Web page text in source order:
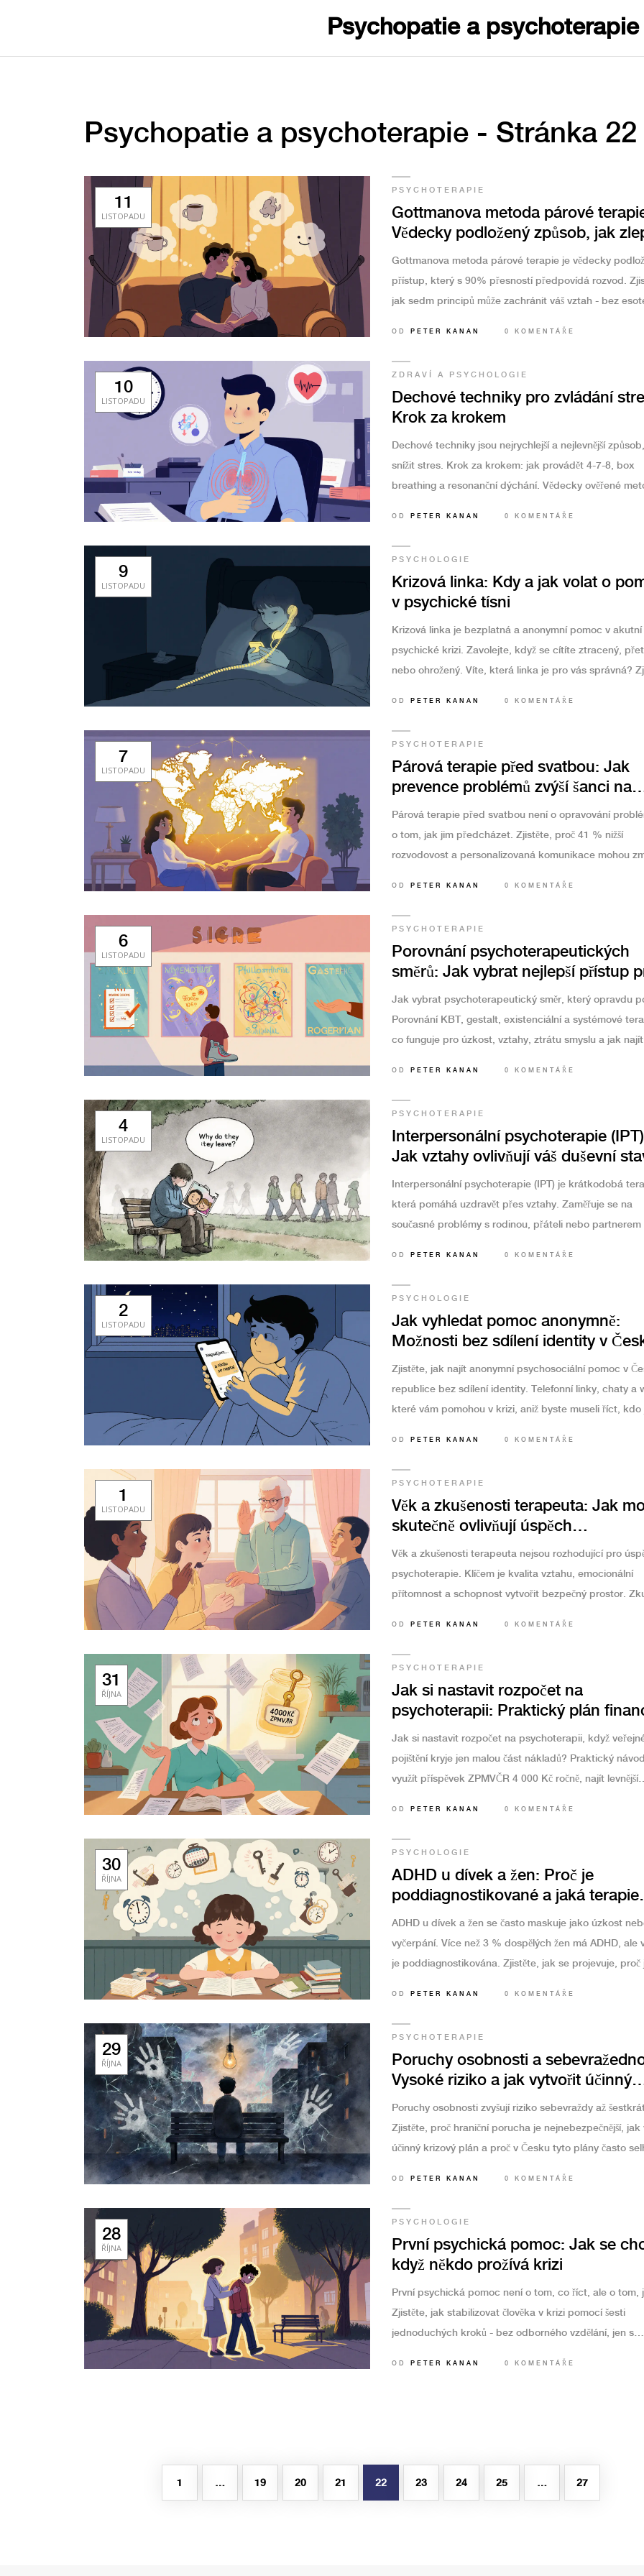
Psychopatie a psychoterapie
Psychopatie a psychoterapie - Stránka 22
11
LISTOPADU
PSYCHOTERAPIE
Gottmanova metoda párové
Vědecky podložený způsob, jak
manželství
Gottmanova metoda párové terapie je vědecky
přístup, který s 90% přesností předpovídá rozvod.
jak sedm principů může zachránit váš vztah - bez
OD PETER KANAN 0 KOMENTÁŘE
10
LISTOPADU
ZDRAVÍ A PSYCHOLOGIE
Dechové techniky pro zvládání
Krok za krokem
Dechové techniky jsou nejrychlejší a nejlevnější
snížit stres. Krok za krokem: jak provádět 4-7-8, box
breathing a resonanční dýchání. Vědecky ověřené
OD PETER KANAN 0 KOMENTÁŘE
9
LISTOPADU
PSYCHOLOGIE
Krizová linka: Kdy a jak volat o
v psychické tísni
Krizová linka je bezplatná a anonymní pomoc v akutní
psychické krizi. Zavolejte, když se cítíte ztracený,
nebo ohrožený. Víte, která linka je pro vás správná?
OD PETER KANAN 0 KOMENTÁŘE
7
LISTOPADU
PSYCHOTERAPIE
Párová terapie před svatbou: Jak
prevence problémů zvýší šanci na
šťastné manželství
Párová terapie před svatbou není o opravování
o tom, jak jim předcházet. Zjistěte, proč 41 % nižší
rozvodovost a personalizovaná komunikace mohou
OD PETER KANAN 0 KOMENTÁŘE
6
LISTOPADU
PSYCHOTERAPIE
Porovnání psychoterapeutických
směrů: Jak vybrat nejlepší přístup
váš problém
Jak vybrat psychoterapeutický směr, který opravdu
Porovnání KBT, gestalt, existenciální a systémové
co funguje pro úzkost, vztahy, ztrátu smyslu a jak najít
OD PETER KANAN 0 KOMENTÁŘE
4
LISTOPADU
PSYCHOTERAPIE
Interpersonální psychoterapie
Jak vztahy ovlivňují váš duševní
jak vám mohou pomoci uzdravět
Interpersonální psychoterapie (IPT) je krátkodobá
která pomáhá uzdravět přes vztahy. Zaměřuje se na
současné problémy s rodinou, přáteli nebo partnerem
OD PETER KANAN 0 KOMENTÁŘE
2
LISTOPADU
PSYCHOLOGIE
Jak vyhledat pomoc anonymně:
Možnosti bez sdílení identity v
republice
Zjistěte, jak najít anonymní psychosociální pomoc v
republice bez sdílení identity. Telefonní linky, chaty a
které vám pomohou v krizi, aniž byste museli říct, kdo
OD PETER KANAN 0 KOMENTÁŘE
1
LISTOPADU
PSYCHOTERAPIE
Věk a zkušenosti terapeuta: Jak
skutečně ovlivňují úspěch
psychoterapie
Věk a zkušenosti terapeuta nejsou rozhodující pro
psychoterapie. Klíčem je kvalita vztahu, emocionální
přítomnost a schopnost vytvořit bezpečný prostor.
OD PETER KANAN 0 KOMENTÁŘE
31
ŘÍJNA
PSYCHOTERAPIE
Jak si nastavit rozpočet na
psychoterapii: Praktický plán
Jak si nastavit rozpočet na psychoterapii, když
pojištění kryje jen malou část nákladů? Praktický
využít příspěvek ZPMVČR 4 000 Kč ročně, najít levnější
OD PETER KANAN 0 KOMENTÁŘE
30
ŘÍJNA
PSYCHOLOGIE
ADHD u dívek a žen: Proč je
poddiagnostikované a jaká terapie
skutečně pomáhá
ADHD u dívek a žen se často maskuje jako úzkost
vyčerpání. Více než 3 % dospělých žen má ADHD, ale
je poddiagnostikována. Zjistěte, jak se projevuje, proč
OD PETER KANAN 0 KOMENTÁŘE
29
ŘÍJNA
PSYCHOTERAPIE
Poruchy osobnosti a
Vysoké riziko a jak vytvořit účinný
krizový plán
Poruchy osobnosti zvyšují riziko sebevraždy až
Zjistěte, proč hraniční porucha je nejnebezpečnější, jak
účinný krizový plán a proč v Česku tyto plány často
OD PETER KANAN 0 KOMENTÁŘE
28
ŘÍJNA
PSYCHOLOGIE
První psychická pomoc: Jak se
když někdo prožívá krizi
První psychická pomoc není o tom, co říct, ale o tom,
Zjistěte, jak stabilizovat člověka v krizi pomocí šesti
jednoduchých kroků - bez odborného vzdělání, jen s
OD PETER KANAN 0 KOMENTÁŘE
1 … 19 20 21 22 23 24 25 … 27